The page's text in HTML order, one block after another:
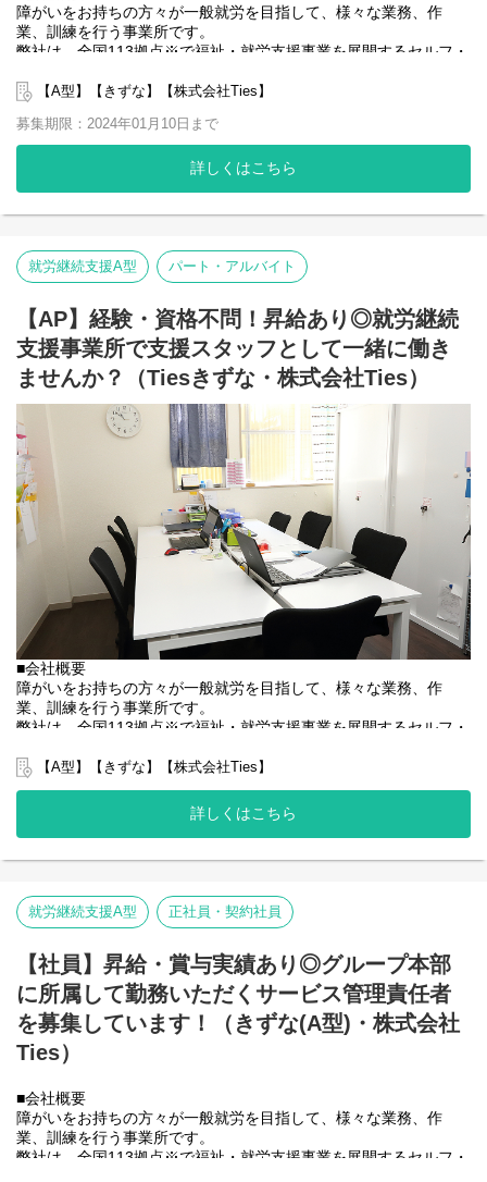
ステムを使用しているのでPC１つで管理できる体制となっていま
す。
・行政への変更届等の提出書類のサポートも会社として行ってい
て働ける環境が整っています。
障がいをお持ちの方々が一般就労を目指して、様々な業務、作
業、訓練を行う事業所です。
弊社は、全国113拠点※で福祉・就労支援事業を展開するセルフ・
グループ全体で培った豊富なノウハウとネットワークを活かし、
※2025年4月時点
弊社グループでは2つのパターンの事業所を全国に展開をさせて頂
【就労継続支援A型事業所】
【就労継続支援B型事業所】
⇒障がい者の方々とは非雇用型で内職などの作業を中心にA型や一
般就労を目指す、または高い工賃を目指すサービス。
利用者さんの日々の訓練をサポートする支援員を募集していま
す。
■業務内容
・利用者様の直接支援および指導
・施設外作業の同行
・利用者様とコミュニケーションを取る
・送迎
・その他支援記録作成 など
基本的に食事や入浴、排泄のような介助・介護の作業はありませ
ん。
未経験の方でもご安心ください！
【A型】【きずな】【株式会社Ties】
募集期限：2024年01月10日まで
詳しくはこちら
就労継続支援A型 パート・アルバイト
【AP】経験・資格不問！昇給あり◎就労継続
支援事業所で支援スタッフとして一緒に働き
ませんか？（Tiesきずな・株式会社Ties）
■会社概要
障がいをお持ちの方々が一般就労を目指して、様々な業務、作
業、訓練を行う事業所です。
弊社は、全国113拠点※で福祉・就労支援事業を展開するセルフ・
グループ全体で培った豊富なノウハウとネットワークを活かし、
スタッフが安心して長く働ける職場づくりに取り組んでいます。
弊社グループでは2つのパターンの事業所を全国に展開をさせて頂
【就労継続支援A型事業所】
般就労を目指すサービス。
【就労継続支援B型事業所】
般就労を目指す、または高い工賃を目指すサービス。
利用者さんの日々の訓練をサポートする支援員を募集していま
す。
■業務内容
・施設外作業の同行
・利用者様とコミュニケーションを取る
・送迎
・その他支援記録作成 など
【A型】【きずな】【株式会社Ties】
詳しくはこちら
就労継続支援A型 正社員・契約社員
【社員】昇給・賞与実績あり◎グループ本部
に所属して勤務いただくサービス管理責任者
を募集しています！（きずな(A型)・株式会社
Ties）
■会社概要
障がいをお持ちの方々が一般就労を目指して、様々な業務、作
業、訓練を行う事業所です。
弊社は、全国113拠点※で福祉・就労支援事業を展開するセルフ・